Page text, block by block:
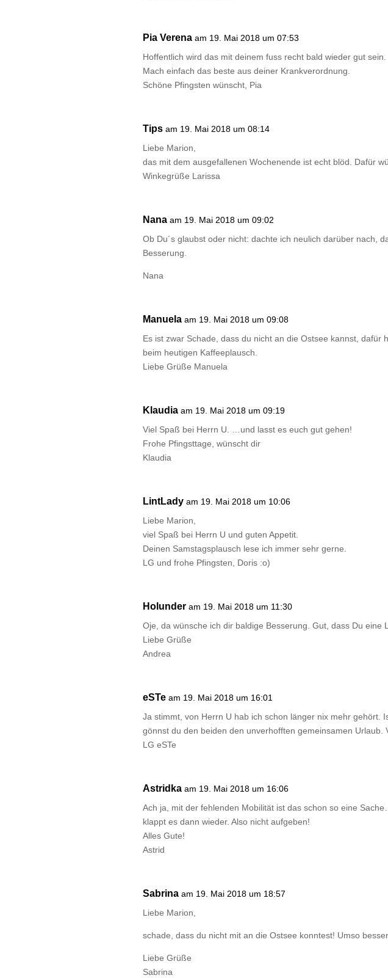
Pia Verena am 19. Mai 2018 um 07:53
Hoffentlich wird das mit deinem fuss recht bald wieder gut sein.
Mach einfach das beste aus deiner Krankverordnung.
Schöne Pfingsten wünscht, Pia
Tips am 19. Mai 2018 um 08:14
Liebe Marion,
das mit dem ausgefallenen Wochenende ist echt blöd. Dafür
Winkegrüße Larissa
Nana am 19. Mai 2018 um 09:02
Ob Du´s glaubst oder nicht: dachte ich neulich darüber nach,
Besserung.
Nana
Manuela am 19. Mai 2018 um 09:08
Es ist zwar Schade, dass du nicht an die Ostsee kannst,
beim heutigen Kaffeeplausch.
Liebe Grüße Manuela
Klaudia am 19. Mai 2018 um 09:19
Viel Spaß bei Herrn U. …und lasst es euch gut gehen!
Frohe Pfingsttage, wünscht dir
Klaudia
LintLady am 19. Mai 2018 um 10:06
Liebe Marion,
viel Spaß bei Herrn U und guten Appetit.
Deinen Samstagsplausch lese ich immer sehr gerne.
LG und frohe Pfingsten, Doris :o)
Holunder am 19. Mai 2018 um 11:30
Oje, da wünsche ich dir baldige Besserung. Gut, dass Du
Liebe Grüße
Andrea
eSTe am 19. Mai 2018 um 16:01
Ja stimmt, von Herrn U hab ich schon länger nix mehr gehört.
gönnst du den beiden den unverhofften gemeinsamen Urlaub.
LG eSTe
Astridka am 19. Mai 2018 um 16:06
Ach ja, mit der fehlenden Mobilität ist das schon so eine
klappt es dann wieder. Also nicht aufgeben!
Alles Gute!
Astrid
Sabrina am 19. Mai 2018 um 18:57
Liebe Marion,
schade, dass du nicht mit an die Ostsee konntest! Umso
Liebe Grüße
Sabrina